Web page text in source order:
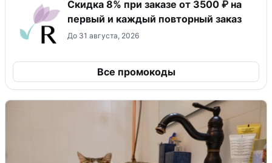
Скидка 8% при заказе от 3500 ₽ на
первый и каждый повторный заказ
До 31 августа, 2026
Все промокоды